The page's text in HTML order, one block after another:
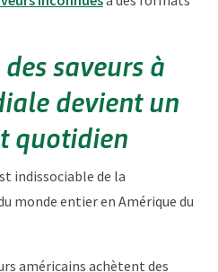
saveurs à
devient un
quotidien
indissociable de la
monde entier en Amérique du
américains achètent des